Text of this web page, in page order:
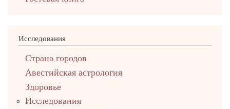
Исследования
Страна городов
Авестийская астрология
Здоровье
Исследования